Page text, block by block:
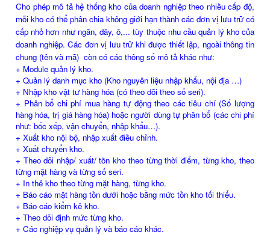
Cho phép mô tả hệ thống kho của doanh nghiệp theo nhiều cấp độ,
mỗi kho có thể phân chia không giới hạn thành các đơn vị lưu trữ có
cấp nhỏ hơn như ngăn, dãy, ô,... tùy thuộc nhu cầu quản lý kho của
doanh nghiệp. Các đơn vị lưu trữ khi được thiết lập, ngoài thông tin
chung (tên và mã) còn có các thông số mô tả khác như:
+ Module quản lý kho.
+ Quản lý danh mục kho (Kho nguyên liệu nhập khẩu, nội địa …)
+ Nhập kho vật tư hàng hóa (có theo dõi theo số seri).
+ Phân bổ chi phí mua hàng tự động theo các tiêu chí (Số lượng
hàng hóa, trị giá hàng hóa) hoặc người dùng tự phân bổ (các chi phí
như: bốc xếp, vận chuyển, nhập khẩu…).
+ Xuất kho nội bộ, nhập xuất điều chỉnh.
+ Xuất chuyển kho.
+ Theo dõi nhập/ xuất/ tồn kho theo từng thời điểm, từng kho, theo
từng mặt hàng và từng số seri.
+ In thẻ kho theo từng mặt hàng, từng kho.
+ Báo cáo mặt hàng tồn dưới hoặc bằng mức tồn kho tối thiểu.
+ Báo cáo kiểm kê kho.
+ Theo dõi định mức từng kho.
+ Các nghiệp vụ quản lý và báo cáo khác.